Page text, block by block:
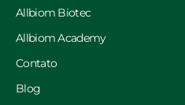
Allbiom Biotec
Allbiom Academy
Contato
Blog